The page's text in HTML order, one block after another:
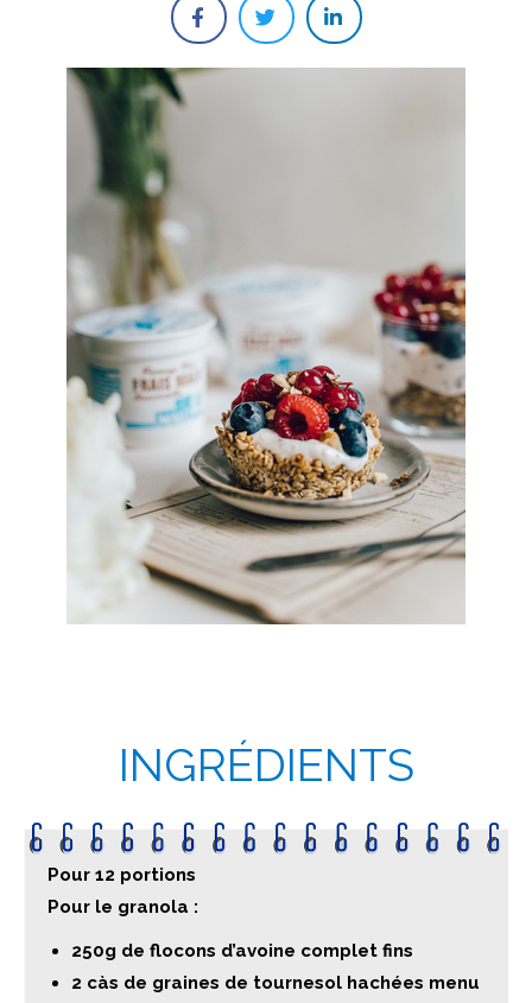
INGRÉDIENTS
Pour 12 portions
Pour le granola :
250g de flocons d’avoine complet fins
2 càs de graines de tournesol hachées menu